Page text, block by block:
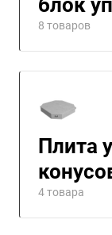
блок
8 товаров
Плита
4 товара